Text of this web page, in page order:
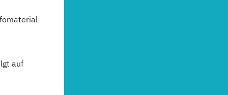
auf